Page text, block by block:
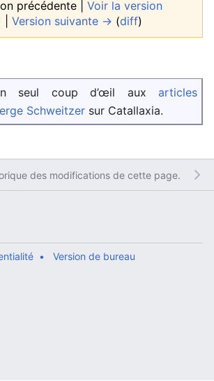
précédente | Voir la version
| Version suivante → (diff)
seul coup d’œil aux articles
Schweitzer sur Catallaxia.
des modifications de cette page.
Version de bureau